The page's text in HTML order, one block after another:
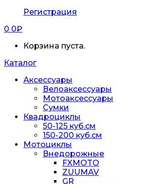
Регистрация
0 0₽
Корзина пуста.
Каталог
Аксессуары
Велоаксессуары
Мотоаксессуары
Сумки
Квадроциклы
50-125 куб.см
150-200 куб.см
Мотоциклы
Внедорожные
FXMOTO
ZUUMAV
GR